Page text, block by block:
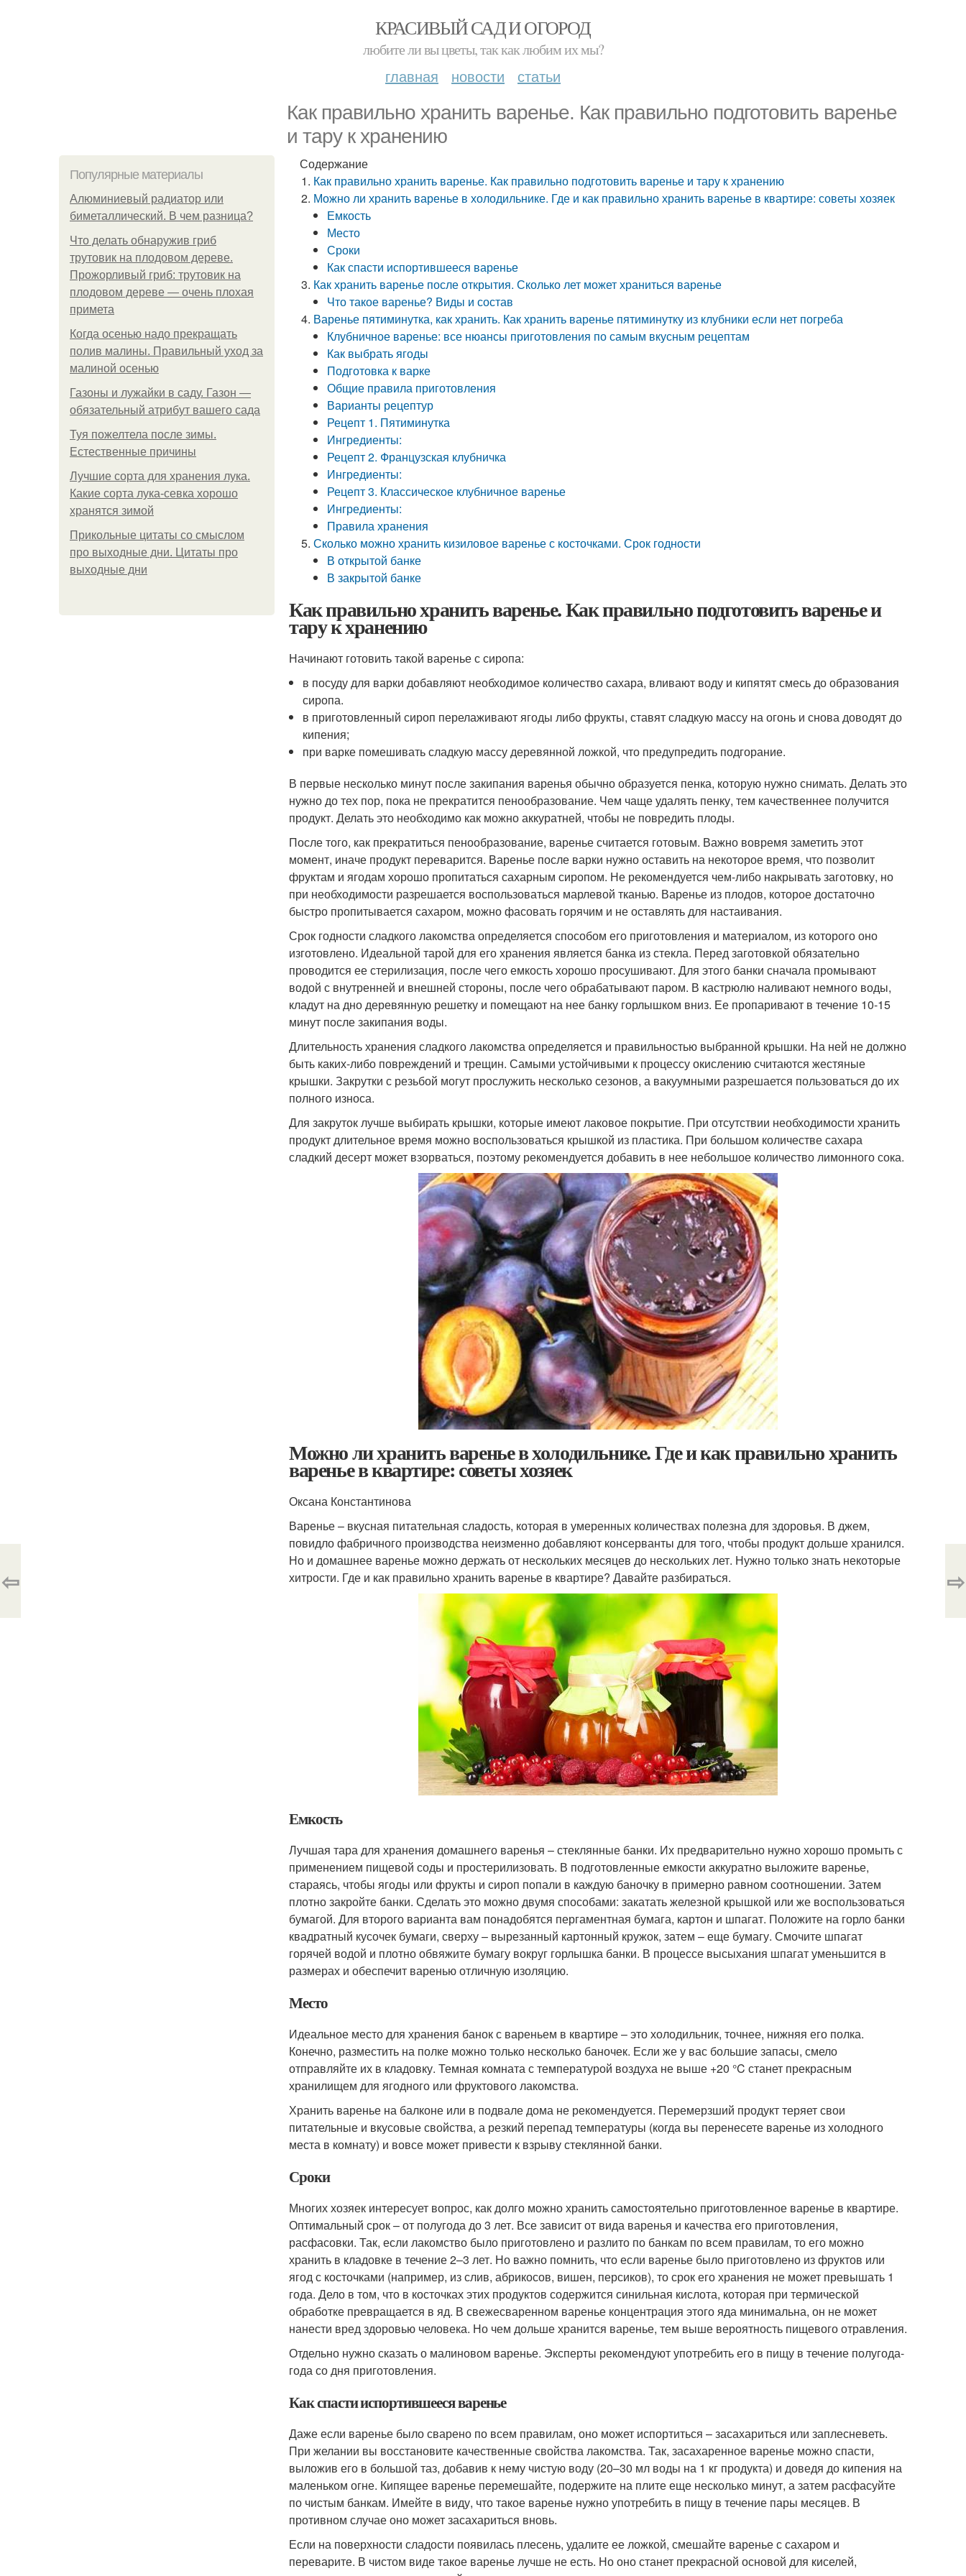
КРАСИВЫЙ САД И ОГОРОД
любите ли вы цветы, так как любим их мы?
главная новости статьи
Как правильно хранить варенье. Как правильно подготовить варенье
и тару к хранению
Популярные материалы
Алюминиевый радиатор или
биметаллический. В чем разница?
Что делать обнаружив гриб
трутовик на плодовом дереве.
Прожорливый гриб: трутовик на
плодовом дереве — очень плохая
примета
Когда осенью надо прекращать
полив малины. Правильный уход за
малиной осенью
Газоны и лужайки в саду. Газон —
обязательный атрибут вашего сада
Туя пожелтела после зимы.
Естественные причины
Лучшие сорта для хранения лука.
Какие сорта лука-севка хорошо
хранятся зимой
Прикольные цитаты со смыслом
про выходные дни. Цитаты про
выходные дни
Содержание
Как правильно хранить варенье. Как правильно подготовить варенье и тару к хранению
Можно ли хранить варенье в холодильнике. Где и как правильно хранить варенье в квартире: советы хозяек
Емкость
Место
Сроки
Как спасти испортившееся варенье
Как хранить варенье после открытия. Сколько лет может храниться варенье
Что такое варенье? Виды и состав
Варенье пятиминутка, как хранить. Как хранить варенье пятиминутку из клубники если нет погреба
Клубничное варенье: все нюансы приготовления по самым вкусным рецептам
Как выбрать ягоды
Подготовка к варке
Общие правила приготовления
Варианты рецептур
Рецепт 1. Пятиминутка
Ингредиенты:
Рецепт 2. Французская клубничка
Ингредиенты:
Рецепт 3. Классическое клубничное варенье
Ингредиенты:
Правила хранения
Сколько можно хранить кизиловое варенье с косточками. Срок годности
В открытой банке
В закрытой банке
Как правильно хранить варенье. Как правильно подготовить варенье и
тару к хранению
Начинают готовить такой варенье с сиропа:
в посуду для варки добавляют необходимое количество сахара, вливают воду и кипятят смесь до образования
сиропа.
в приготовленный сироп перелаживают ягоды либо фрукты, ставят сладкую массу на огонь и снова доводят до
кипения;
при варке помешивать сладкую массу деревянной ложкой, что предупредить подгорание.
В первые несколько минут после закипания варенья обычно образуется пенка, которую нужно снимать. Делать это
нужно до тех пор, пока не прекратится пенообразование. Чем чаще удалять пенку, тем качественнее получится
продукт. Делать это необходимо как можно аккуратней, чтобы не повредить плоды.
После того, как прекратиться пенообразование, варенье считается готовым. Важно вовремя заметить этот
момент, иначе продукт переварится. Варенье после варки нужно оставить на некоторое время, что позволит
фруктам и ягодам хорошо пропитаться сахарным сиропом. Не рекомендуется чем-либо накрывать заготовку, но
при необходимости разрешается воспользоваться марлевой тканью. Варенье из плодов, которое достаточно
быстро пропитывается сахаром, можно фасовать горячим и не оставлять для настаивания.
Срок годности сладкого лакомства определяется способом его приготовления и материалом, из которого оно
изготовлено. Идеальной тарой для его хранения является банка из стекла. Перед заготовкой обязательно
проводится ее стерилизация, после чего емкость хорошо просушивают. Для этого банки сначала промывают
водой с внутренней и внешней стороны, после чего обрабатывают паром. В кастрюлю наливают немного воды,
кладут на дно деревянную решетку и помещают на нее банку горлышком вниз. Ее пропаривают в течение 10-15
минут после закипания воды.
Длительность хранения сладкого лакомства определяется и правильностью выбранной крышки. На ней не должно
быть каких-либо повреждений и трещин. Самыми устойчивыми к процессу окислению считаются жестяные
крышки. Закрутки с резьбой могут прослужить несколько сезонов, а вакуумными разрешается пользоваться до их
полного износа.
Для закруток лучше выбирать крышки, которые имеют лаковое покрытие. При отсутствии необходимости хранить
продукт длительное время можно воспользоваться крышкой из пластика. При большом количестве сахара
сладкий десерт может взорваться, поэтому рекомендуется добавить в нее небольшое количество лимонного сока.
Можно ли хранить варенье в холодильнике. Где и как правильно хранить
варенье в квартире: советы хозяек
Оксана Константинова
Варенье – вкусная питательная сладость, которая в умеренных количествах полезна для здоровья. В джем,
повидло фабричного производства неизменно добавляют консерванты для того, чтобы продукт дольше хранился.
Но и домашнее варенье можно держать от нескольких месяцев до нескольких лет. Нужно только знать некоторые
хитрости. Где и как правильно хранить варенье в квартире? Давайте разбираться.
Емкость
Лучшая тара для хранения домашнего варенья – стеклянные банки. Их предварительно нужно хорошо промыть с
применением пищевой соды и простерилизовать. В подготовленные емкости аккуратно выложите варенье,
стараясь, чтобы ягоды или фрукты и сироп попали в каждую баночку в примерно равном соотношении. Затем
плотно закройте банки. Сделать это можно двумя способами: закатать железной крышкой или же воспользоваться
бумагой. Для второго варианта вам понадобятся пергаментная бумага, картон и шпагат. Положите на горло банки
квадратный кусочек бумаги, сверху – вырезанный картонный кружок, затем – еще бумагу. Смочите шпагат
горячей водой и плотно обвяжите бумагу вокруг горлышка банки. В процессе высыхания шпагат уменьшится в
размерах и обеспечит варенью отличную изоляцию.
Место
Идеальное место для хранения банок с вареньем в квартире – это холодильник, точнее, нижняя его полка.
Конечно, разместить на полке можно только несколько баночек. Если же у вас большие запасы, смело
отправляйте их в кладовку. Темная комната с температурой воздуха не выше +20 °C станет прекрасным
хранилищем для ягодного или фруктового лакомства.
Хранить варенье на балконе или в подвале дома не рекомендуется. Перемерзший продукт теряет свои
питательные и вкусовые свойства, а резкий перепад температуры (когда вы перенесете варенье из холодного
места в комнату) и вовсе может привести к взрыву стеклянной банки.
Сроки
Многих хозяек интересует вопрос, как долго можно хранить самостоятельно приготовленное варенье в квартире.
Оптимальный срок – от полугода до 3 лет. Все зависит от вида варенья и качества его приготовления,
расфасовки. Так, если лакомство было приготовлено и разлито по банкам по всем правилам, то его можно
хранить в кладовке в течение 2–3 лет. Но важно помнить, что если варенье было приготовлено из фруктов или
ягод с косточками (например, из слив, абрикосов, вишен, персиков), то срок его хранения не может превышать 1
года. Дело в том, что в косточках этих продуктов содержится синильная кислота, которая при термической
обработке превращается в яд. В свежесваренном варенье концентрация этого яда минимальна, он не может
нанести вред здоровью человека. Но чем дольше хранится варенье, тем выше вероятность пищевого отравления.
Отдельно нужно сказать о малиновом варенье. Эксперты рекомендуют употребить его в пищу в течение полугода-
года со дня приготовления.
Как спасти испортившееся варенье
Даже если варенье было сварено по всем правилам, оно может испортиться – засахариться или заплесневеть.
При желании вы восстановите качественные свойства лакомства. Так, засахаренное варенье можно спасти,
выложив его в большой таз, добавив к нему чистую воду (20–30 мл воды на 1 кг продукта) и доведя до кипения на
маленьком огне. Кипящее варенье перемешайте, подержите на плите еще несколько минут, а затем расфасуйте
по чистым банкам. Имейте в виду, что такое варенье нужно употребить в пищу в течение пары месяцев. В
противном случае оно может засахариться вновь.
Если на поверхности сладости появилась плесень, удалите ее ложкой, смешайте варенье с сахаром и
переварите. В чистом виде такое варенье лучше не есть. Но оно станет прекрасной основой для киселей,
⇦ ⇨